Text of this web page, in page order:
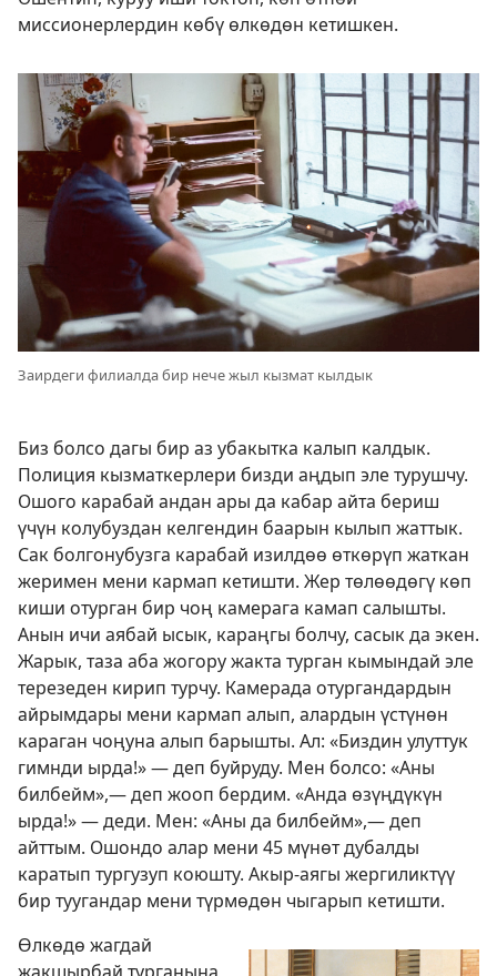
миссионерлердин көбү өлкөдөн кетишкен.
Заирдеги филиалда бир нече жыл кызмат кылдык
Биз болсо дагы бир аз убакытка калып калдык.
Полиция кызматкерлери бизди аңдып эле турушчу.
Ошого карабай андан ары да кабар айта бериш
үчүн колубуздан келгендин баарын кылып жаттык.
Сак болгонубузга карабай изилдөө өткөрүп жаткан
жеримен мени кармап кетишти. Жер төлөөдөгү көп
киши отурган бир чоң камерага камап салышты.
Анын ичи аябай ысык, караңгы болчу, сасык да экен.
Жарык, таза аба жогору жакта турган кымындай эле
терезеден кирип турчу. Камерада отургандардын
айрымдары мени кармап алып, алардын үстүнөн
караган чоңуна алып барышты. Ал: «Биздин улуттук
гимнди ырда!» — деп буйруду. Мен болсо: «Аны
билбейм»,— деп жооп бердим. «Анда өзүңдүкүн
ырда!» — деди. Мен: «Аны да билбейм»,— деп
айттым. Ошондо алар мени 45 мүнөт дубалды
каратып тургузуп коюшту. Акыр-аягы жергиликтүү
бир туугандар мени түрмөдөн чыгарып кетишти.
Өлкөдө жагдай